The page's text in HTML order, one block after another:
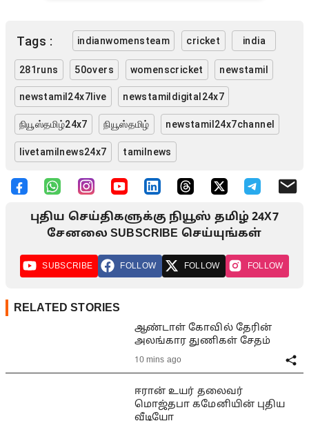
Tags : indianwomensteam cricket india
281runs 50overs womenscricket newstamil
newstamil24x7live newstamildigital24x7
நியூஸ்தமிழ்24x7 நியூஸ்தமிழ் newstamil24x7channel
livetamilnews24x7 tamilnews
புதிய செய்திகளுக்கு நியூஸ் தமிழ் 24X7
சேனலை SUBSCRIBE செய்யுங்கள்
SUBSCRIBE FOLLOW FOLLOW FOLLOW
RELATED STORIES
ஆண்டாள் கோவில் தேரின்
அலங்கார துணிகள் சேதம்
10 mins ago
ஈரான் உயர் தலைவர்
மொஜ்தபா கமேனியின் புதிய
வீடியோ